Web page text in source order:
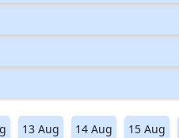
13 Aug 14 Aug 15 Aug